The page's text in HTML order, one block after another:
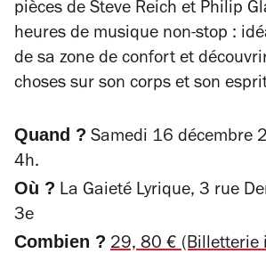
pièces de Steve Reich et Philip
heures de musique non-stop :
de sa zone de confort et
choses sur son corps et son
Quand ? Samedi 16 décembre
4h.
Où ? La Gaieté Lyrique, 3 rue
3e
Combien ? 29, 80 € (Billetterie